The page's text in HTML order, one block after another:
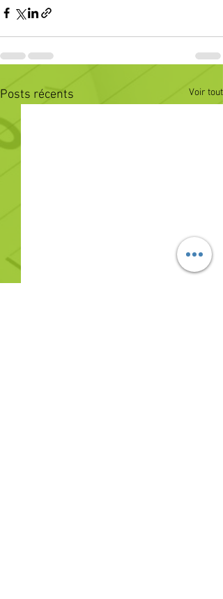
Posts récents Voir tout